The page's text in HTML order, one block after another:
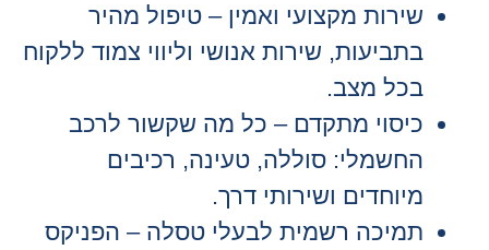
שירות מקצועי ואמין – טיפול מהיר
בתביעות, שירות אנושי וליווי צמוד ללקוח
בכל מצב.
כיסוי מתקדם – כל מה שקשור לרכב
החשמלי: סוללה, טעינה, רכיבים
מיוחדים ושירותי דרך.
תמיכה רשמית לבעלי טסלה – הפניקס